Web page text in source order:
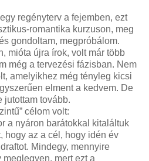
regényterv a fejemben, ezt
romantika kurzuson, meg
gondoltam, megpróbálom.
mióta újra írok, volt már több
még a tervezési fázisban. Nem
amelyikhez még tényleg kicsi
elment a kedvem. De
jutottam tovább.
célom volt:
a nyáron barátokkal kitaláltuk
hogy az a cél, hogy idén év
Mindegy, mennyire
mert ezt a